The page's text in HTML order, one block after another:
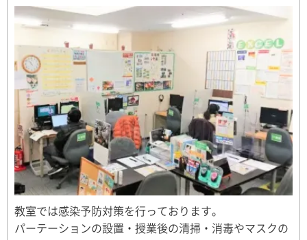
教室では感染予防対策を行っております。
パーテーションの設置・授業後の清掃・消毒やマスクの